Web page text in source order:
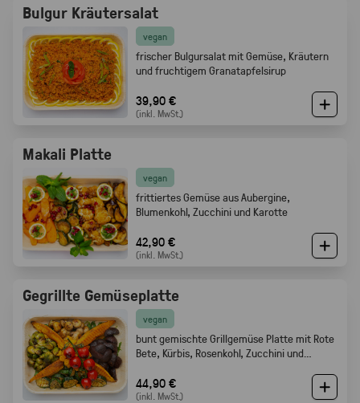
Bulgur Kräutersalat
vegan
frischer Bulgursalat mit Gemüse, Kräutern
und fruchtigem Granatapfelsirup
39,90 €
(inkl. MwSt.)
Makali Platte
vegan
frittiertes Gemüse aus Aubergine,
Blumenkohl, Zucchini und Karotte
42,90 €
(inkl. MwSt.)
Gegrillte Gemüseplatte
vegan
bunt gemischte Grillgemüse Platte mit Rote
Bete, Kürbis, Rosenkohl, Zucchini und
44,90 €
(inkl. MwSt.)